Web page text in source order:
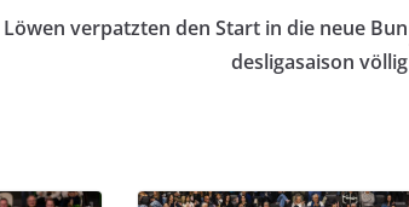
Löwen verpatzten den Start in die neue Bun
desligasaison völlig